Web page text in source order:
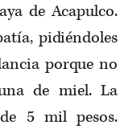
de Acapulco.
pidiéndoles
porque no
de miel. La
5 mil pesos.